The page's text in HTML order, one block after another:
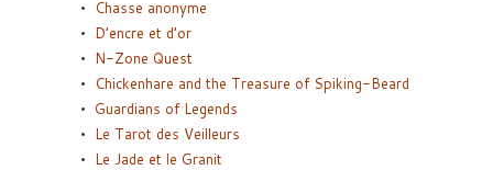
Chasse anonyme
D’encre et d’or
N-Zone Quest
Chickenhare and the Treasure of Spiking-Beard
Guardians of Legends
Le Tarot des Veilleurs
Le Jade et le Granit